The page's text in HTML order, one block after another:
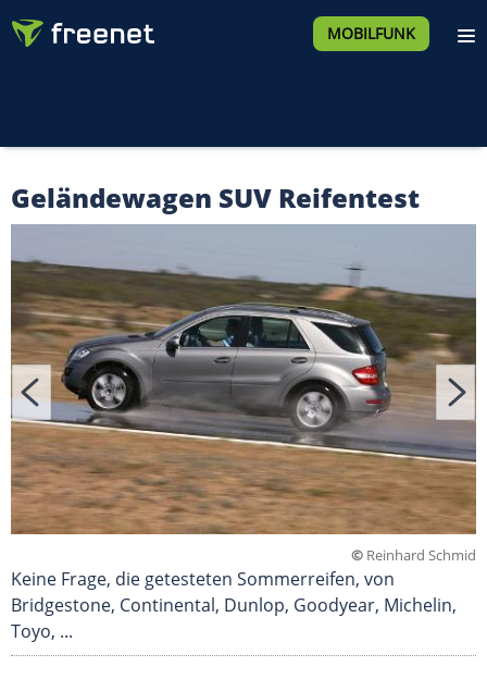
MOBILFUNK
Geländewagen SUV Reifentest
© Reinhard Schmid
Keine Frage, die getesteten Sommerreifen, von
Bridgestone, Continental, Dunlop, Goodyear, Michelin,
Toyo, ...